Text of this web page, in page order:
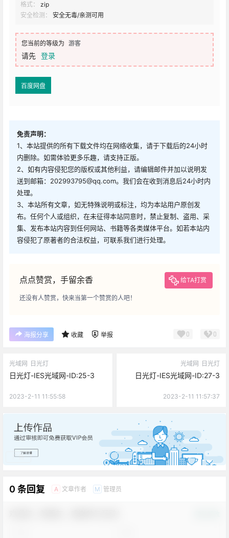
格式：
zip
安全检测：
安全无毒/亲测可用
您当前的等级为 游客
请先 登录
百度网盘
免责声明：
1、本站提供的所有下载文件均在网络收集，请于下载后的24小时
内删除。如需体验更多乐趣，请支持正版。
2、如有内容侵犯您的版权或其他利益，请编辑邮件并加以说明发
送到邮箱：202993795@qq.com。我们会在收到消息后24小时内
处理。
3、本站所有文章，如无特殊说明或标注，均为本站用户原创发
布。任何个人或组织，在未征得本站同意时，禁止复制、盗用、采
集、发布本站内容到任何网站、书籍等各类媒体平台。如若本站内
容侵犯了原著者的合法权益，可联系我们进行处理。
点点赞赏，手留余香 给TA打赏
还没有人赞赏，快来当第一个赞赏的人吧！
海报分享 收藏 举报 0 0
光域网 日光灯
日光灯-IES光域网-ID:25-3
2023-2-11 11:55:58
光域网 日光灯
日光灯-IES光域网-ID:27-3
2023-2-11 11:57:37
广告
0 条回复 A 文章作者 M 管理员